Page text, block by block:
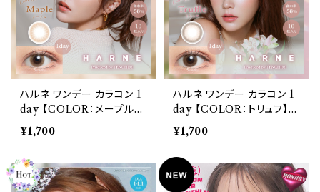
ハルネ ワンデー カラコン 1
day 【COLOR：メープル】1
箱10枚 14.1mm てんちむ
度なし 度あり UVカット カ
ay 潤い成分配合 透明感
高含水 大人 ナチュラル 色
¥1,700
ハルネ ワンデー カラコン 1
day 【COLOR：トリュフ】1
箱10枚 14.1mm てんちむ
度なし 度あり UVカット カ
ラーコンタクト HARNE 1d
ay 潤い成分配合 透明感
高含水 大人 ナチュラル 色
¥1,700